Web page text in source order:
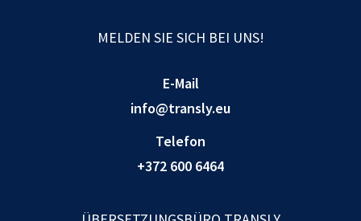
MELDEN SIE SICH BEI UNS!
E-Mail
info@transly.eu
Telefon
+372 600 6464